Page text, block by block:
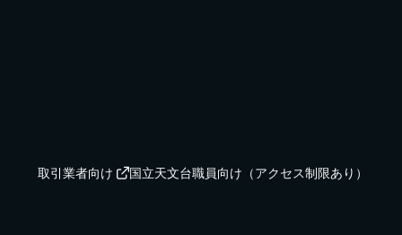
取引業者向け 国立天文台職員向け（アクセス制限あり）